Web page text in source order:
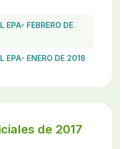
EPA- FEBRERO DE
EPA- ENERO DE 2018
de 2017